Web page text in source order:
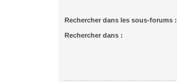
Rechercher dans les sous-forums :
Rechercher dans :